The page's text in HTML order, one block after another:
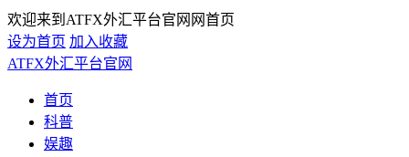
欢迎来到ATFX外汇平台官网网首页
设为首页 加入收藏
ATFX外汇平台官网
首页
科普
娱趣